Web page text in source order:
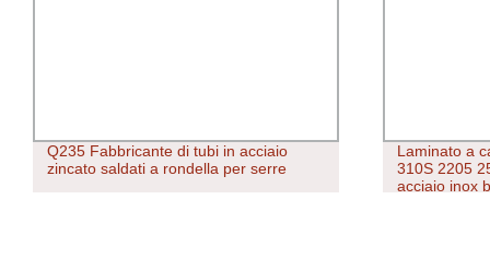
Q235 Fabbricante di tubi in acciaio
zincato saldati a rondella per serre
Laminato a
310S 2205
acciaio inox